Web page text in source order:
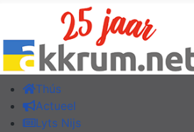
Thús
Actueel
Lyts Nijs